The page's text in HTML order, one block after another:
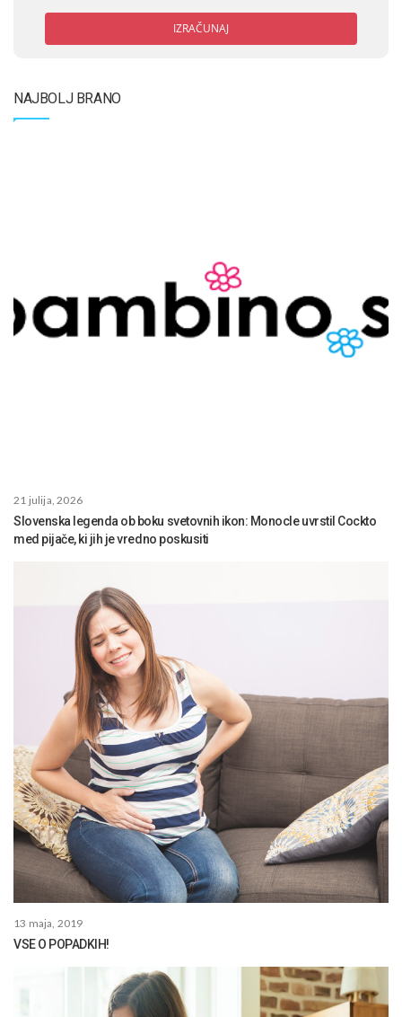
IZRAČUNAJ
NAJBOLJ BRANO
21 julija, 2026
Slovenska legenda ob boku svetovnih ikon: Monocle uvrstil Cockto
med pijače, ki jih je vredno poskusiti
13 maja, 2019
VSE O POPADKIH!